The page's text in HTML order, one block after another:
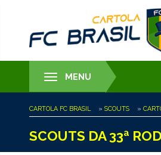
Toggle
navigation
MENU
CARTOLA FC BRASIL » SCOUTS »
SCOUTS DA 33ª